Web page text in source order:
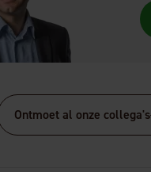
Ontmoet al onze collega's